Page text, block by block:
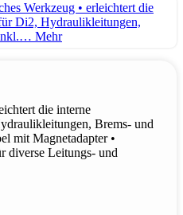
Werkzeug • erleichtert die
Di2, Hydraulikleitungen,
inkl.… Mehr
die interne
Brems- und
mit Magnetadapter •
diverse Leitungs- und